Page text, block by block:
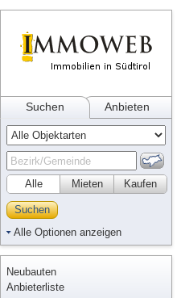
Suchen Anbieten
Alle Kaufen
Mieten
Suchen
Alle Optionen anzeigen
Neubauten
Anbieterliste